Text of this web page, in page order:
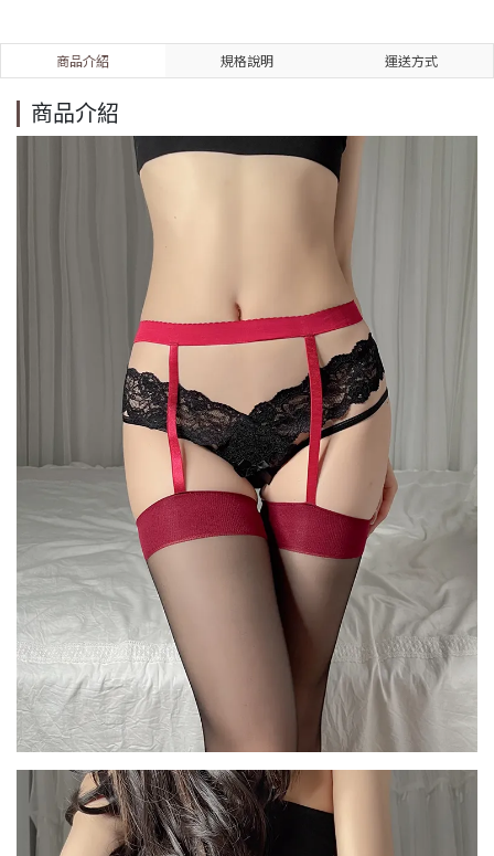
商品介紹 規格說明 運送方式
商品介紹